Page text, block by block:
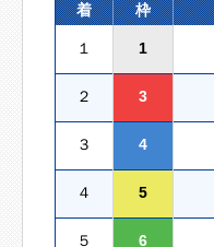
着 枠
１ 1
２ 3
３ 4
４ 5
５ 6